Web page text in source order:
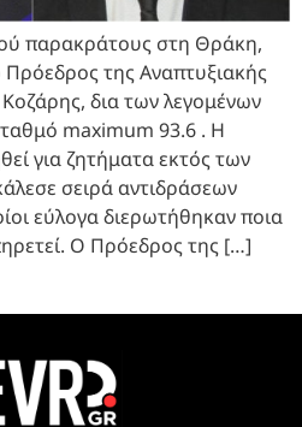
παρακράτους στη Θράκη,
Πρόεδρος της Αναπτυξιακής
δια των λεγομένων
maximum 93.6 . Η
για ζητήματα εκτός των
σειρά αντιδράσεων
εύλογα διερωτήθηκαν ποια
Ο Πρόεδρος της […]